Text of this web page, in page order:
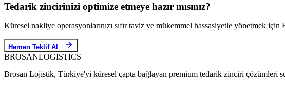
Tedarik zincirinizi optimize etmeye hazır mısınız?
Küresel nakliye operasyonlarınızı sıfır taviz ve mükemmel hassasiyetle yönetmek
Hemen Teklif Al
BROSANLOGISTICS
Brosan Lojistik, Türkiye'yi küresel çapta bağlayan premium tedarik zinciri çözümleri